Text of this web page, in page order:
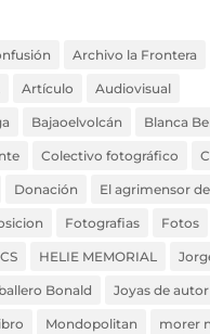
Archivo la Frontera
Artículo Audiovisual
Bajaoelvolcán Blanca
Colectivo fotográfico
Donación El agrimensor
Fotografias Fotos
HELIE MEMORIAL
Bonald Joyas de autor
Mondopolitan morer